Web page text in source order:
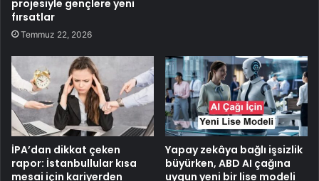
projesiyle gençlere yeni
fırsatlar
Temmuz 22, 2026
İPA’dan dikkat çeken
rapor: İstanbullular kısa
mesai için kariyerden
Yapay zekâya bağlı işsizlik
büyürken, ABD AI çağına
uygun yeni bir lise modeli